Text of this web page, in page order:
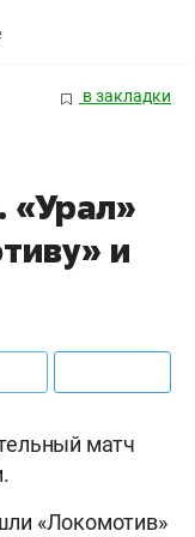
в закладки
«Урал»
и
матч
«Локомотив»